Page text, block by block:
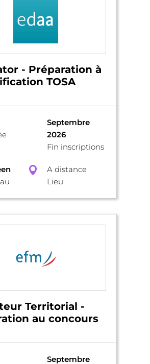
- Préparation à
TOSA
Septembre
2026
Fin inscriptions
A distance
Lieu
Territorial -
au concours
Septembre